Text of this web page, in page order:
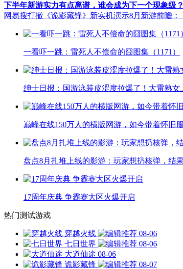
下半年新游实力有点离谱，谁会成为下一个现象级？
网易搜打撤《诡影藏锋》新实机演示8月新游前瞻：
一看吓一跳：雷死人不偿命的囧图集（1171）
绅士日报：国游泳装皮涩度拉爆了！大雷熟女
巅峰在线150万人的横版网游，如今带着怀旧
盘点8月扎堆上线的影游：玩家想扔核弹，结
17周年庆典 争霸赛大区火爆开启
热门测试游戏
穿越火线
08-06
七日世界
08-06
大道仙途 08-06
诡影藏锋
08-07